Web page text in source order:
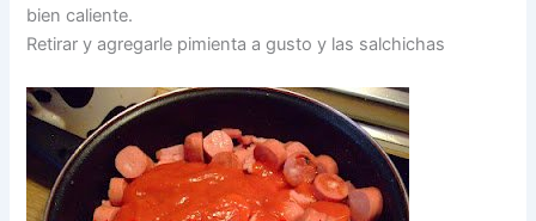
bien caliente.
Retirar y agregarle pimienta a gusto y las salchichas